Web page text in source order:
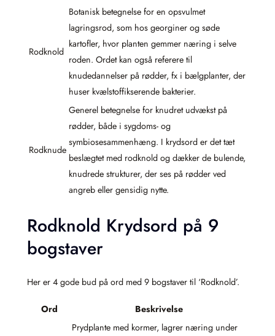
Rodknold
Botanisk betegnelse for en opsvulmet
lagringsrod, som hos georginer og søde
kartofler, hvor planten gemmer næring i selve
roden. Ordet kan også referere til
knudedannelser på rødder, fx i bælgplanter, der
huser kvælstoffikserende bakterier.
Rodknude
Generel betegnelse for knudret udvækst på
rødder, både i sygdoms- og
symbiosesammenhæng. I krydsord er det tæt
beslægtet med rodknold og dækker de bulende,
knudrede strukturer, der ses på rødder ved
angreb eller gensidig nytte.
Rodknold Krydsord på 9
bogstaver
Her er 4 gode bud på ord med 9 bogstaver til ‘Rodknold’.
Ord Beskrivelse
Prydplante med kormer, lagrer næring under